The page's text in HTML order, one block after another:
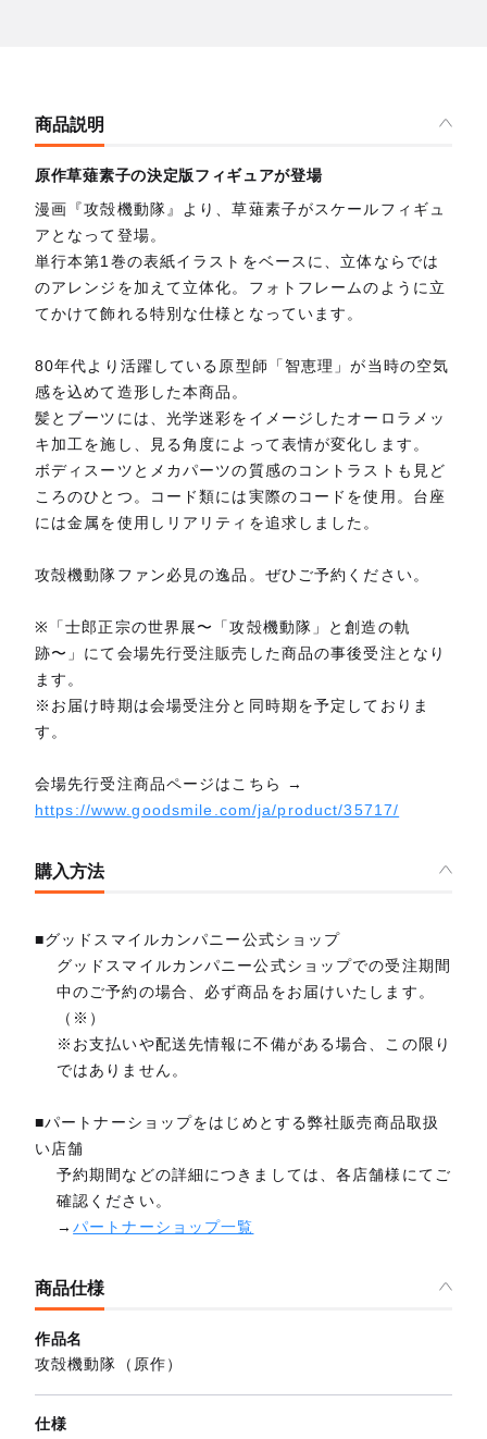
商品説明
原作草薙素子の決定版フィギュアが登場
漫画『攻殻機動隊』より、草薙素子がスケールフィギュ
アとなって登場。
単行本第1巻の表紙イラストをベースに、立体ならでは
のアレンジを加えて立体化。フォトフレームのように立
てかけて飾れる特別な仕様となっています。
80年代より活躍している原型師「智恵理」が当時の空気
感を込めて造形した本商品。
髪とブーツには、光学迷彩をイメージしたオーロラメッ
キ加工を施し、見る角度によって表情が変化します。
ボディスーツとメカパーツの質感のコントラストも見ど
ころのひとつ。コード類には実際のコードを使用。台座
には金属を使用しリアリティを追求しました。
攻殻機動隊ファン必見の逸品。ぜひご予約ください。
※「士郎正宗の世界展〜「攻殻機動隊」と創造の軌
跡〜」にて会場先行受注販売した商品の事後受注となり
ます。
※お届け時期は会場受注分と同時期を予定しておりま
す。
会場先行受注商品ページはこちら →
https://www.goodsmile.com/ja/product/35717/
購入方法
■グッドスマイルカンパニー公式ショップ
グッドスマイルカンパニー公式ショップでの受注期間
中のご予約の場合、必ず商品をお届けいたします。
（※）
※お支払いや配送先情報に不備がある場合、この限り
ではありません。
■パートナーショップをはじめとする弊社販売商品取扱
い店舗
予約期間などの詳細につきましては、各店舗様にてご
確認ください。
→パートナーショップ一覧
商品仕様
作品名
攻殻機動隊（原作）
仕様